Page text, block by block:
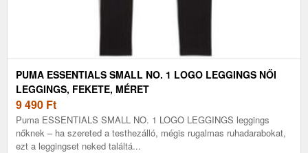
PUMA ESSENTIALS SMALL NO. 1 LOGO LEGGINGS NŐI
LEGGINGS, FEKETE, MÉRET
9 490 Ft
Puma ESSENTIALS SMALL NO. 1 LOGO LEGGINGS leggings
nőknek – ha szereted a testhezálló, mégis rugalmas ruhadarabokat,
ezt a leggingset neked találtá...